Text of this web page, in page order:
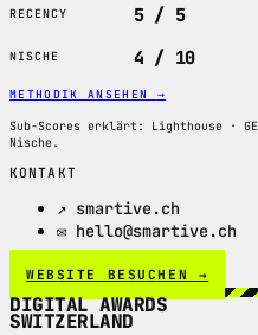
RECENCY 5 / 5
NISCHE 4 / 10
METHODIK ANSEHEN →
Sub-Scores erklärt: Lighthouse ·
Nische.
KONTAKT
↗ smartive.ch
✉ hello@smartive.ch
WEBSITE BESUCHEN →
DIGITAL AWARDS
SWITZERLAND